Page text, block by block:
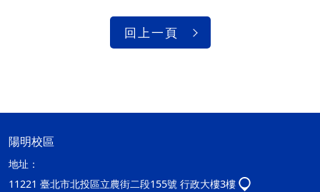
回上一頁
陽明校區
地址：
11221 臺北市北投區立農街二段155號 行政大樓3樓